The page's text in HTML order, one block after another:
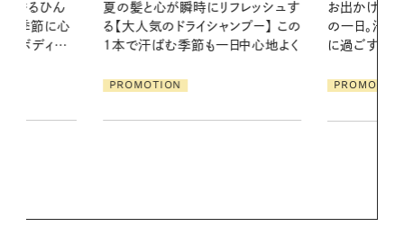
レッシュす
プー】 この
中心地よく
お出かけ前のひと手間で変わる、夏
の一日。汗ばむ季節を「ごきげん」
に過ごす私の新習慣
PROMOTION
2026.07.21
リーとの重